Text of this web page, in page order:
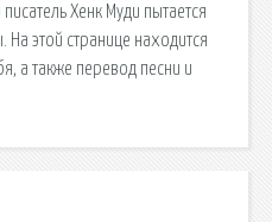
Хенк Муди пытается
На этой странице находится
а также перевод песни и